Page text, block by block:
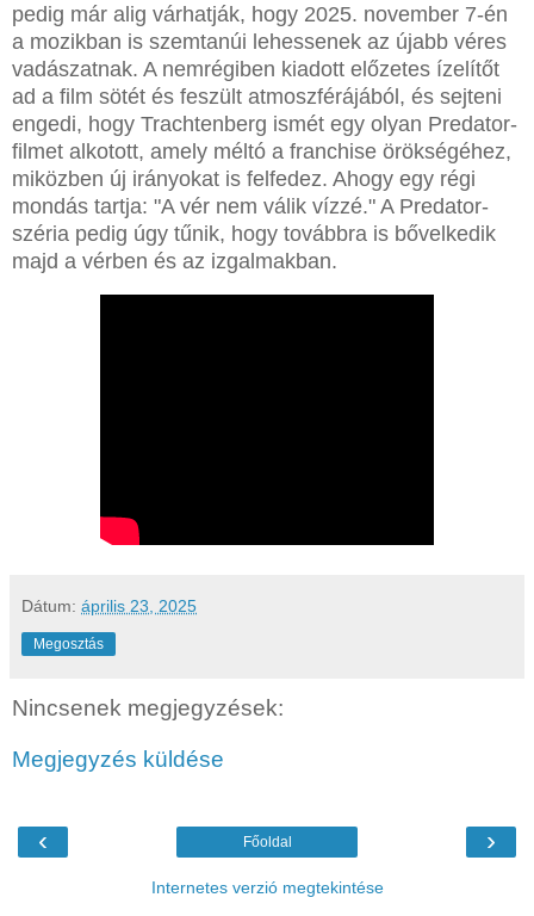
pedig már alig várhatják, hogy 2025. november 7-én
a mozikban is szemtanúi lehessenek az újabb véres
vadászatnak. A nemrégiben kiadott előzetes ízelítőt
ad a film sötét és feszült atmoszférájából, és sejteni
engedi, hogy Trachtenberg ismét egy olyan Predator-
filmet alkotott, amely méltó a franchise örökségéhez,
miközben új irányokat is felfedez. Ahogy egy régi
mondás tartja: "A vér nem válik vízzé." A Predator-
széria pedig úgy tűnik, hogy továbbra is bővelkedik
majd a vérben és az izgalmakban.
Dátum: április 23, 2025
Megosztás
Nincsenek megjegyzések:
Megjegyzés küldése
‹ ›
Főoldal
Internetes verzió megtekintése